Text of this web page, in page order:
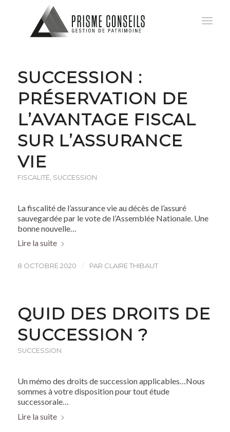
SUCCESSION :
PRÉSERVATION DE
L’AVANTAGE FISCAL
SUR L’ASSURANCE
VIE
FISCALITÉ, SUCCESSION
La fiscalité de l’assurance vie au décès de l’assuré
sauvegardée par le vote de l’Assemblée Nationale. Une
bonne nouvelle…
Lire la suite
8 OCTOBRE 2020 / PAR CLAIRE THIBAUT
QUID DES DROITS DE
SUCCESSION ?
SUCCESSION
Un mémo des droits de succession applicables…Nous
sommes à votre disposition pour tout étude
successorale…
Lire la suite